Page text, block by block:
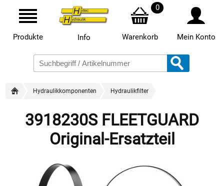
Produkte Info
0
Warenkorb Mein Konto
Hydraulikkomponenten Hydraulikfilter
3918230S FLEETGUARD
Original-Ersatzteil